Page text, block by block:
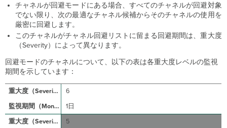
チャネルが回避モードにある場合、すべてのチャネルが回避対象
でない限り、次の最適なチャネル候補からそのチャネルの使用を
厳密に回避します。
このチャネルがチャネル回避リストに留まる回避期間は、重大度
（Severity）によって異なります。
回避モードのチャネルについて、以下の表は各重大度レベルの監視
期間を示しています：
6
1日
5